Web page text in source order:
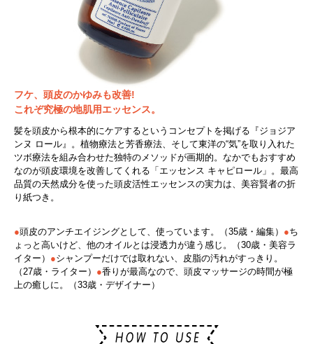
フケ、頭皮のかゆみも改善!
これぞ究極の地肌用エッセンス。
髪を頭皮から根本的にケアするというコンセプトを掲げる『ジョジア
ンヌ ロール』。植物療法と芳香療法、そして東洋の“気”を取り入れた
ツボ療法を組み合わせた独特のメソッドが画期的。なかでもおすすめ
なのが頭皮環境を改善してくれる「エッセンス キャピロール」。最高
品質の天然成分を使った頭皮活性エッセンスの実力は、美容賢者の折
り紙つき。
●頭皮のアンチエイジングとして、使っています。（35歳・編集） ●ち
ょっと高いけど、他のオイルとは浸透力が違う感じ。（30歳・美容ラ
イター） ●シャンプーだけでは取れない、皮脂の汚れがすっきり。
（27歳・ライター） ●香りが最高なので、頭皮マッサージの時間が極
上の癒しに。（33歳・デザイナー）